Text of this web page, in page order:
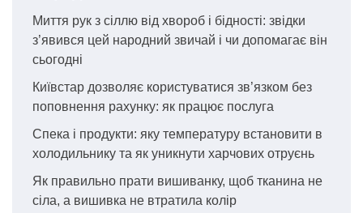
Миття рук з сіллю від хвороб і бідності: звідки
з’явився цей народний звичай і чи допомагає він
сьогодні
Київстар дозволяє користуватися зв’язком без
поповнення рахунку: як працює послуга
Спека і продукти: яку температуру встановити в
холодильнику та як уникнути харчових отруєнь
Як правильно прати вишиванку, щоб тканина не
сіла, а вишивка не втратила колір